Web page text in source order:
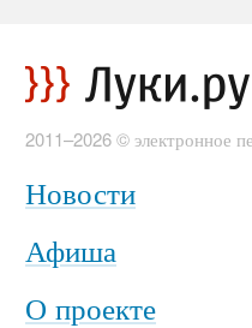
2011–2026 © электронное
Новости
Афиша
О проекте